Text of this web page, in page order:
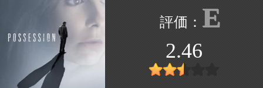
E
2.46